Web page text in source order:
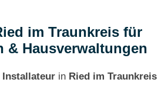
im Traunkreis für
& Hausverwaltungen
Installateur in Ried im Traunkreis